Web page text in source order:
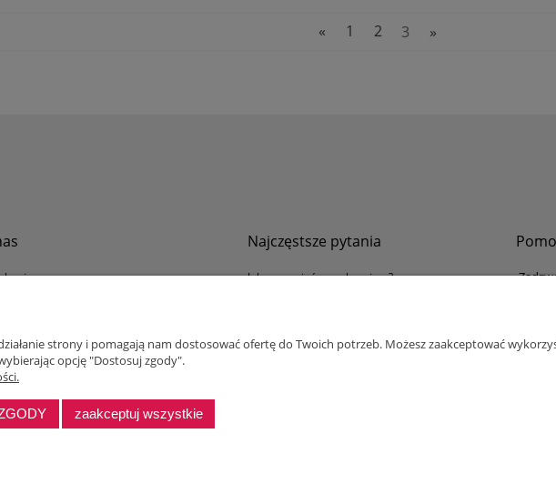
« 1 2 3 »
prywatności
lojalnościowy dla firm
Najczęstsze pytania
Jak zamawiać za pobraniem?
strony i pomagają nam dostosować ofertę do Twoich potrzeb. Możesz zaakceptować
opcję "Dostosuj zgody".
zaakceptuj wszystkie